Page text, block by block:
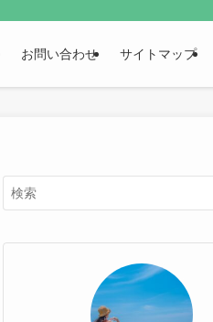
お問い合わせ サイトマップ